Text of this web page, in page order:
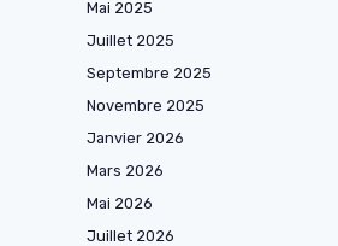
Mai 2025
Juillet 2025
Septembre 2025
Novembre 2025
Janvier 2026
Mars 2026
Mai 2026
Juillet 2026